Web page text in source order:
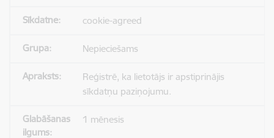
cookie-agreed
Nepieciešams
Reģistrē, ka lietotājs ir apstiprinājis
sīkdatņu paziņojumu.
1 mēnesis